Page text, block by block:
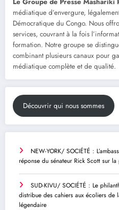
médiatique d’envergure,
Démocratique du Congo. Nous
services, couvrant à la fois
formation. Notre groupe se
combinant plusieurs canaux pour
médiatique complète et de qualité.
Découvrir qui nous sommes
NEW-YORK/ SOCIÉTÉ :
réponse du sénateur Rick Scott sur
SUD-KIVU/ SOCIÉTÉ : Le
distribue des cahiers aux écoliers
légendaire